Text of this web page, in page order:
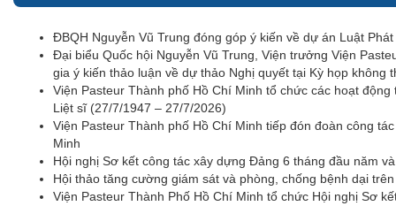
ĐBQH Nguyễn Vũ Trung đóng góp ý kiến về dự án Luật
Đại biểu Quốc hội Nguyễn Vũ Trung, Viện trưởng Viện
gia ý kiến thảo luận về dự thảo Nghị quyết tại Kỳ họp không
Viện Pasteur Thành phố Hồ Chí Minh tổ chức các hoạt
Liệt sĩ (27/7/1947 – 27/7/2026)
Viện Pasteur Thành phố Hồ Chí Minh tiếp đón đoàn công
Minh
Hội nghị Sơ kết công tác xây dựng Đảng 6 tháng đầu năm
Hội thảo tăng cường giám sát và phòng, chống bệnh dại
Viện Pasteur Thành Phố Hồ Chí Minh tổ chức Hội nghị Sơ